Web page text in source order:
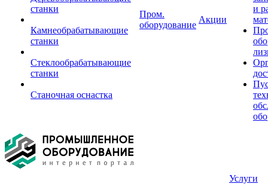
станки
Камнеобрабатывающие
станки
Стеклообрабатывающие
станки
Станочная оснастка
Пром.
оборудование
Акции
и
Услуги